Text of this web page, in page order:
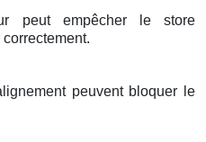
peut empêcher le store
peuvent bloquer le